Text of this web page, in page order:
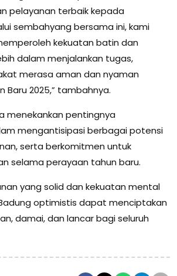
pelayanan terbaik kepada
sembahyang bersama ini, kami
kekuatan batin dan
dalam menjalankan tugas,
merasa aman dan nyaman
Baru 2025,” tambahnya.
menekankan pentingnya
mengantisipasi berbagai potensi
serta berkomitmen untuk
selama perayaan tahun baru.
yang solid dan kekuatan mental
optimistis dapat menciptakan
damai, dan lancar bagi seluruh